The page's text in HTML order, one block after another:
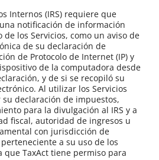
Internos (IRS) requiere que
notificación de información
de los Servicios, como un aviso de
de su declaración de
de Protocolo de Internet (IP) y
de la computadora desde
y de si se recopiló su
Al utilizar los Servicios
declaración de impuestos,
para la divulgación al IRS y a
fiscal, autoridad de ingresos u
con jurisdicción de
a su uso de los
que TaxAct tiene permiso para